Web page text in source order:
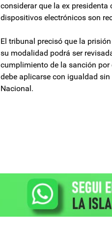
considerar que la ex
dispositivos electrónicos son
El tribunal precisó que la
su modalidad podrá ser
cumplimiento de la sanción
debe aplicarse con igualdad
Nacional.